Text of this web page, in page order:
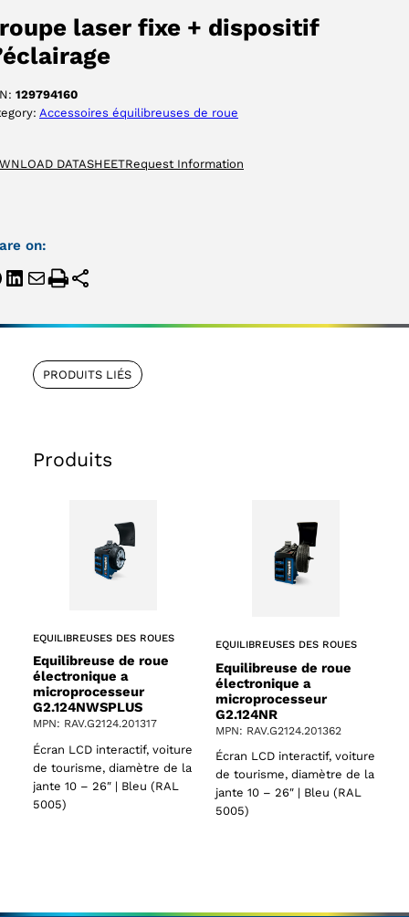
laser fixe + dispositif
129794160
Accessoires équilibreuses de roue
DATASHEETRequest Information
on:
PRODUITS LIÉS
Produits
EQUILIBREUSES DES ROUES
Equilibreuse de roue
électronique a
microprocesseur
G2.124NWSPLUS
MPN: RAV.G2124.201317
Écran LCD interactif, voiture
de tourisme, diamètre de la
jante 10 – 26″ | Bleu (RAL
5005)
EQUILIBREUSES DES ROUES
Equilibreuse de roue
électronique a
microprocesseur
G2.124NR
MPN: RAV.G2124.201362
Écran LCD interactif, voiture
de tourisme, diamètre de la
jante 10 – 26″ | Bleu (RAL
5005)
ACCEPTER